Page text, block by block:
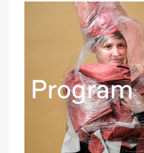
Yuri Umemoto /​
Oslo Sinfonietta /​
Animeopera av
Yuri Umemoto
❶ Premiere
Alm
Hi sida